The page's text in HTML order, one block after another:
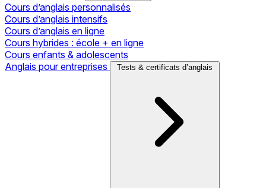
Cours d’anglais personnalisés
Cours d’anglais intensifs
Cours d’anglais en ligne
Cours hybrides : école + en ligne
Cours enfants & adolescents
Anglais pour entreprises
Tests & certificats d’anglais